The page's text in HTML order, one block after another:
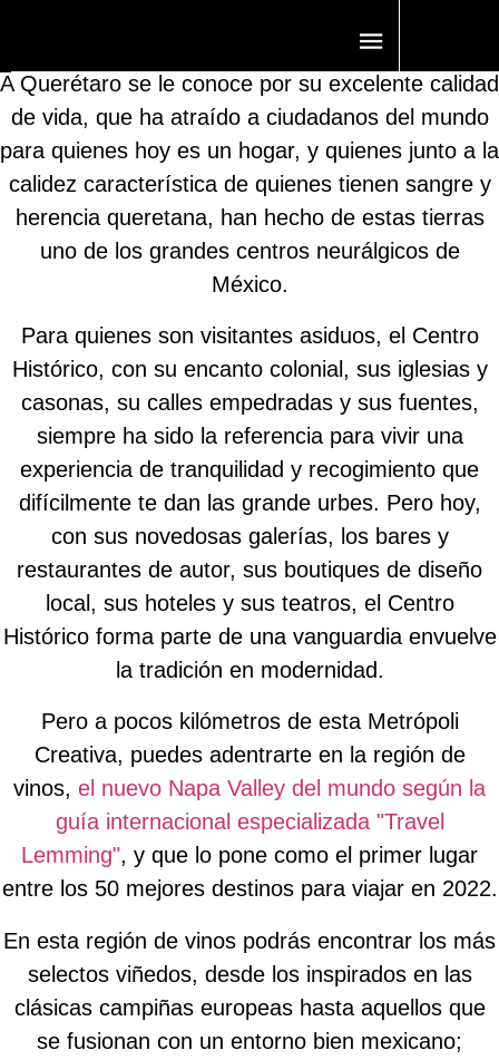
A Querétaro se le conoce por su excelente calidad
de vida, que ha atraído a ciudadanos del mundo
para quienes hoy es un hogar, y quienes junto a la
calidez característica de quienes tienen sangre y
herencia queretana, han hecho de estas tierras
uno de los grandes centros neurálgicos de
México.
Para quienes son visitantes asiduos, el Centro
Histórico, con su encanto colonial, sus iglesias y
casonas, su calles empedradas y sus fuentes,
siempre ha sido la referencia para vivir una
experiencia de tranquilidad y recogimiento que
difícilmente te dan las grande urbes. Pero hoy,
con sus novedosas galerías, los bares y
restaurantes de autor, sus boutiques de diseño
local, sus hoteles y sus teatros, el Centro
Histórico forma parte de una vanguardia envuelve
la tradición en modernidad.
Pero a pocos kilómetros de esta Metrópoli
Creativa, puedes adentrarte en la región de
vinos, el nuevo Napa Valley del mundo según la
guía internacional especializada "Travel
Lemming", y que lo pone como el primer lugar
entre los 50 mejores destinos para viajar en 2022.
En esta región de vinos podrás encontrar los más
selectos viñedos, desde los inspirados en las
clásicas campiñas europeas hasta aquellos que
se fusionan con un entorno bien mexicano;